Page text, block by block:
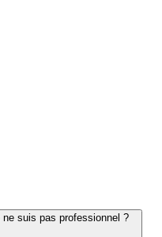
suis pas professionnel ?